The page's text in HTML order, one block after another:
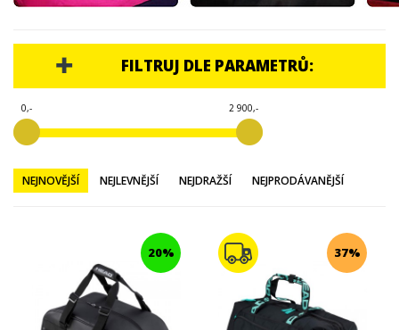
FILTRUJ DLE PARAMETRŮ:
0,- 2 900,-
NEJNOVĚJŠÍ NEJLEVNĚJŠÍ NEJDRAŽŠÍ NEJPRODÁVANĚJŠÍ
20% 37%